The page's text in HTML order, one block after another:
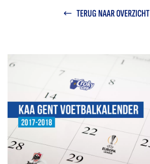
TERUG NAAR OVERZICHT